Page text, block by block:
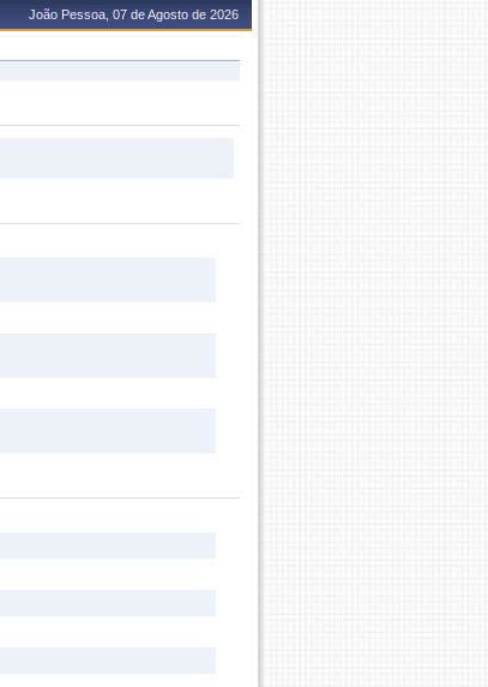
João Pessoa, 07 de Agosto de 2026